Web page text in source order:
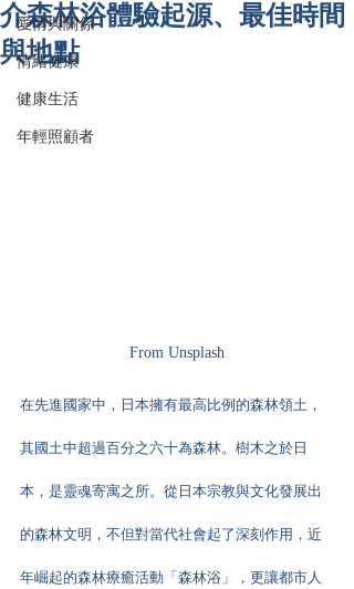
愛情與關係
情緒健康
健康生活
年輕照顧者
介森林浴體驗起源、最佳時間
與地點
From Unsplash
在先進國家中，日本擁有最高比例的森林領土，
其國土中超過百分之六十為森林。樹木之於日
本，是靈魂寄寓之所。從日本宗教與文化發展出
的森林文明，不但對當代社會起了深刻作用，近
年崛起的森林療癒活動「森林浴」，更讓都市人